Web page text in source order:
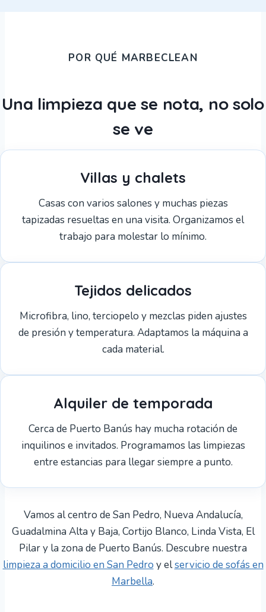
POR QUÉ MARBECLEAN
Una limpieza que se nota, no solo
se ve
Villas y chalets
Casas con varios salones y muchas piezas
tapizadas resueltas en una visita. Organizamos el
trabajo para molestar lo mínimo.
Tejidos delicados
Microfibra, lino, terciopelo y mezclas piden ajustes
de presión y temperatura. Adaptamos la máquina a
cada material.
Alquiler de temporada
Cerca de Puerto Banús hay mucha rotación de
inquilinos e invitados. Programamos las limpiezas
entre estancias para llegar siempre a punto.
Vamos al centro de San Pedro, Nueva Andalucía,
Guadalmina Alta y Baja, Cortijo Blanco, Linda Vista, El
Pilar y la zona de Puerto Banús. Descubre nuestra
limpieza a domicilio en San Pedro y elservicio de sofás en
Marbella.